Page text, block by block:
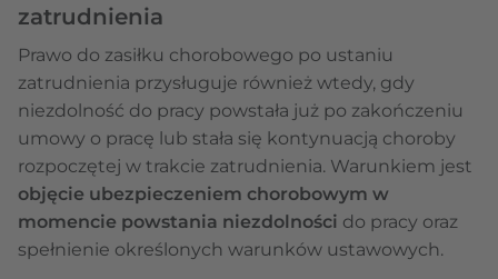
zatrudnienia
Prawo do zasiłku chorobowego po ustaniu
zatrudnienia przysługuje również wtedy, gdy
niezdolność do pracy powstała już po zakończeniu
umowy o pracę lub stała się kontynuacją choroby
rozpoczętej w trakcie zatrudnienia. Warunkiem jest
objęcie ubezpieczeniem chorobowym w
momencie powstania niezdolności do pracy oraz
spełnienie określonych warunków ustawowych.